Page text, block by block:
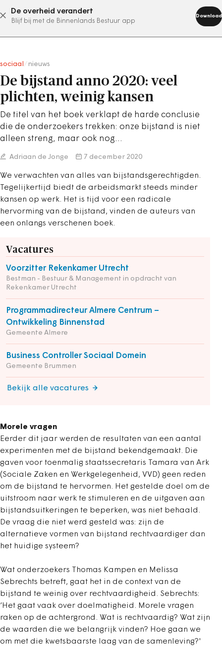
De overheid verandert
Blijf bij met de Binnenlands Bestuur app
Download
abonneer nu
sociaal nieuws
De bijstand anno 2020: veel
plichten, weinig kansen
De titel van het boek verklapt de harde conclusie
die de onderzoekers trekken: onze bijstand is niet
alleen streng, maar ook nog…
Adriaan de Jonge 7 december 2020
We verwachten van alles van bijstandsgerechtigden.
Tegelijkertijd biedt de arbeidsmarkt steeds minder
kansen op werk. Het is tijd voor een radicale
hervorming van de bijstand, vinden de auteurs van
een onlangs verschenen boek.
Vacatures
Voorzitter Rekenkamer Utrecht
Bestman - Bestuur & Management in opdracht van
Rekenkamer Utrecht
Programmadirecteur Almere Centrum –
Ontwikkeling Binnenstad
Gemeente Almere
Business Controller Sociaal Domein
Gemeente Brummen
Bekijk alle vacatures
Morele vragen
Eerder dit jaar werden de resultaten van een aantal
experimenten met de bijstand bekendgemaakt. Die
gaven voor toenmalig staatssecretaris Tamara van Ark
(Sociale Zaken en Werkgelegenheid, VVD) geen reden
om de bijstand te hervormen. Het gestelde doel om de
uitstroom naar werk te stimuleren en de uitgaven aan
bijstandsuitkeringen te beperken, was niet behaald.
De vraag die niet werd gesteld was: zijn de
alternatieve vormen van bijstand rechtvaardiger dan
het huidige systeem?
Wat onderzoekers Thomas Kampen en Melissa
Sebrechts betreft, gaat het in de context van de
bijstand te weinig over rechtvaardigheid. Sebrechts:
‘Het gaat vaak over doelmatigheid. Morele vragen
raken op de achtergrond. Wat is rechtvaardig? Wat zijn
de waarden die we belangrijk vinden? Hoe gaan we
om met die kwetsbaarste laag van de samenleving?'